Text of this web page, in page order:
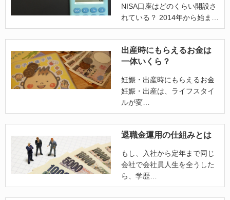
NISA口座はどのくらい開設さ
れている？ 2014年から始ま
出産時にもらえるお金は
一体いくら？
妊娠・出産時にもらえるお金
妊娠・出産は、ライフスタイ
ルが変
退職金運用の仕組みとは
もし、入社から定年まで同じ
会社で会社員人生を全うした
ら、学歴